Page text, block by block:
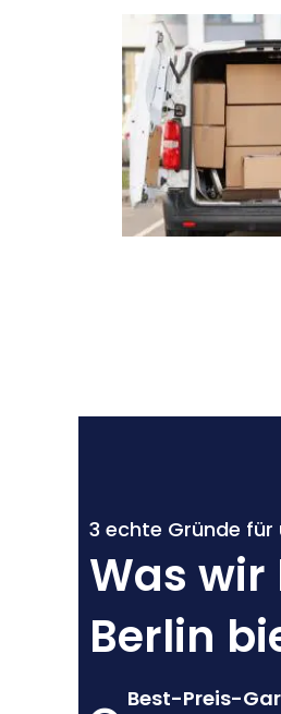
3 echte Gründe für
Was wir
Berlin
Best-Preis-